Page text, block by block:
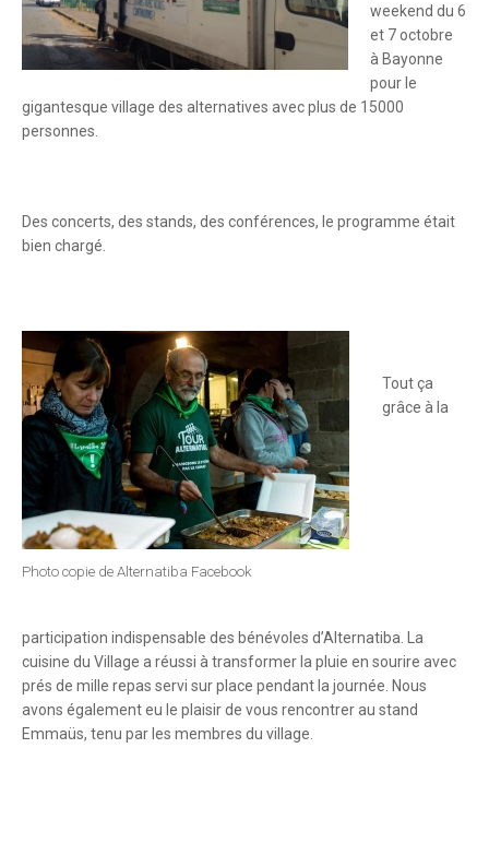
weekend du 6
et 7 octobre
à Bayonne
pour le
gigantesque village des alternatives avec plus de 15000
personnes.
Des concerts, des stands, des conférences, le programme était
bien chargé.
Photo copie de Alternatiba Facebook
Tout ça
grâce à la
participation indispensable des bénévoles d’Alternatiba. La
cuisine du Village a réussi à transformer la pluie en sourire avec
prés de mille repas servi sur place pendant la journée. Nous
avons également eu le plaisir de vous rencontrer au stand
Emmaüs, tenu par les membres du village.